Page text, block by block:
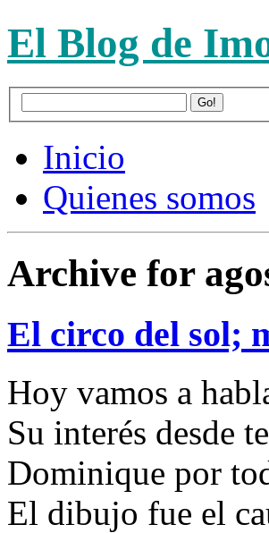
El Blog de
Inicio
Quienes somos
Archive for
El circo del sol;
Hoy vamos a
Su interés desde
Dominique por
El dibujo fue el